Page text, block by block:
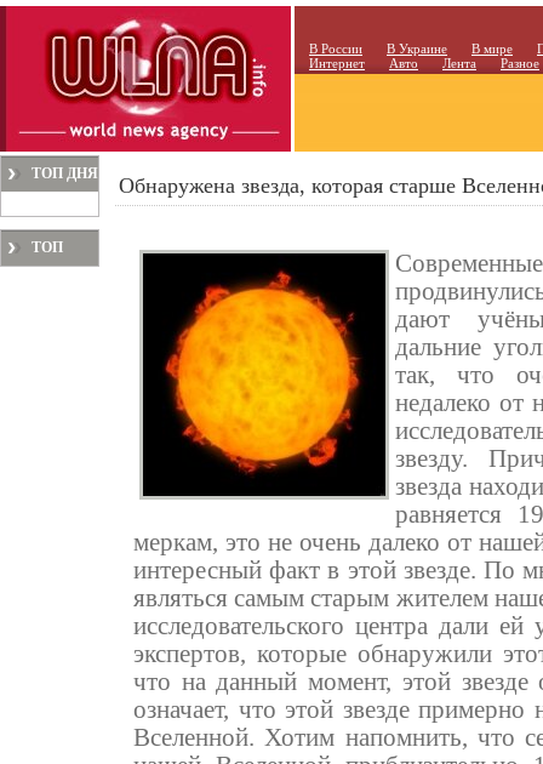
В России В Украине В мире
Интернет
Авто Лента Разное
ТОП ДНЯ
ТОП
Обнаружена звезда, которая старше
дают
дальние
так, что
недалеко от
звезду.
звезда
равняется
меркам, это не очень далеко от
интересный факт в этой звезде. По
являться самым старым жителем
исследовательского центра дали
экспертов, которые обнаружили
что на данный момент, этой
означает, что этой звезде
Вселенной. Хотим напомнить, что